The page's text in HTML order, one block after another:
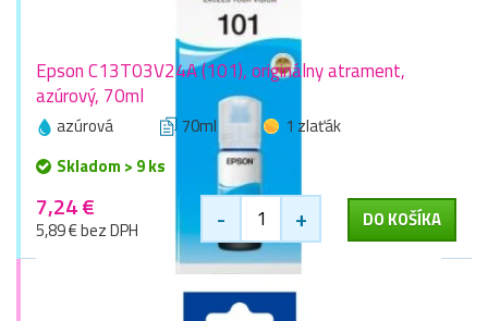
Epson C13T03V24A (101), originálny atrament,
azúrový, 70ml
azúrová 70ml
1 zlaťák
Skladom > 9 ks
7,24 €
5,89 € bez DPH - + DO KOŠÍKA